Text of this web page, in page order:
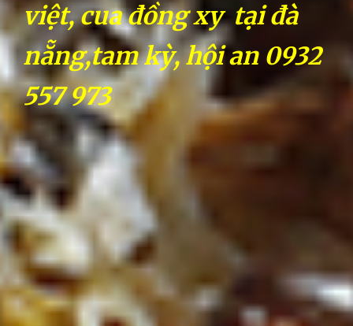
việt, cua đồng xy tại đà
nẵng,tam kỳ, hội an 0932
557 973